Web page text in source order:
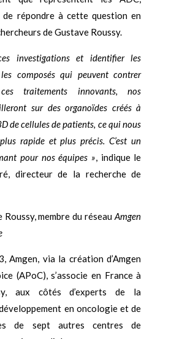
de répondre à cette question en
de Gustave Roussy.
investigations et identifier les
composés qui peuvent contrer
traitements innovants, nos
sur des organoïdes créés à
de cellules de patients, ce qui nous
plus rapide et plus précis. C’est un
pour nos équipes », indique le
directeur de la recherche de
Roussy, membre du réseauAmgen
Amgen, via la création d’Amgen
(APoC), s’associe en France à
aux côtés d’experts de la
en oncologie et de
de sept autres centres de